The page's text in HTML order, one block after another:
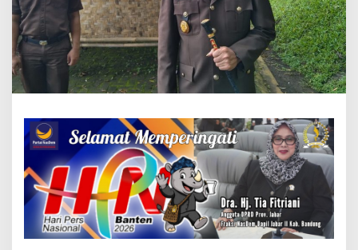
i
t
a
H
a
r
u
M
e
n
t
e
a
d
a